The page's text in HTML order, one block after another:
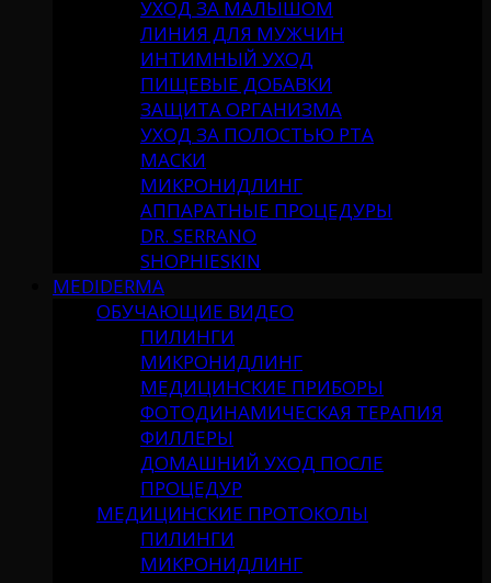
УХОД ЗА МАЛЫШОМ
ЛИНИЯ ДЛЯ МУЖЧИН
ИНТИМНЫЙ УХОД
ПИЩЕВЫЕ ДОБАВКИ
ЗАЩИТА ОРГАНИЗМА
УХОД ЗА ПОЛОСТЬЮ РТА
МАСКИ
МИКРОНИДЛИНГ
АППАРАТНЫЕ ПРОЦЕДУРЫ
DR. SERRANO
SHOPHIESKIN
MEDIDERMA
ОБУЧАЮЩИЕ ВИДЕО
ПИЛИНГИ
МИКРОНИДЛИНГ
МЕДИЦИНСКИЕ ПРИБОРЫ
ФОТОДИНАМИЧЕСКАЯ ТЕРАПИЯ
ФИЛЛЕРЫ
ДОМАШНИЙ УХОД ПОСЛЕ
ПРОЦЕДУР
МЕДИЦИНСКИЕ ПРОТОКОЛЫ
ПИЛИНГИ
МИКРОНИДЛИНГ